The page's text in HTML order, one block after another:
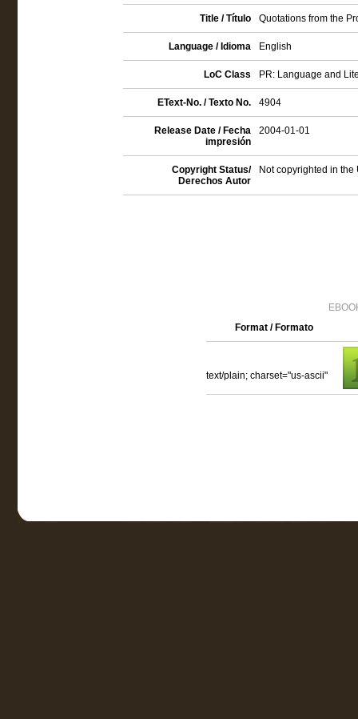
Title / Título Quotations from the
Language / Idioma English
LoC Class PR: Language and
EText-No. / Texto No. 4904
Release Date / Fecha
impresión
2004-01-01
Copyright Status/
Derechos Autor
Not copyrighted in
Format / Formato
text/plain; charset="us-ascii"